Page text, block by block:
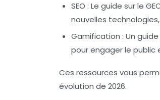
SEO : Le guide sur le
nouvelles
Gamification : Un
pour engager le public
Ces ressources vous
évolution de 2026.